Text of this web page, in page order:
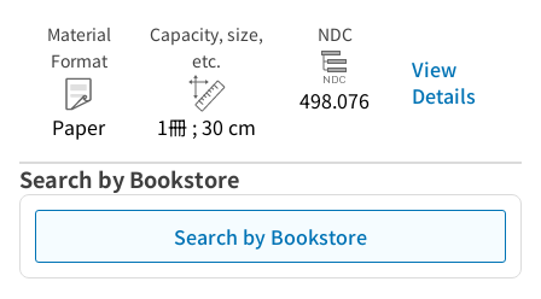
Material
Format
Paper
Capacity, size,
etc.
1冊 ; 30 cm
NDC
498.076
View
Details
Search by Bookstore
Search by Bookstore